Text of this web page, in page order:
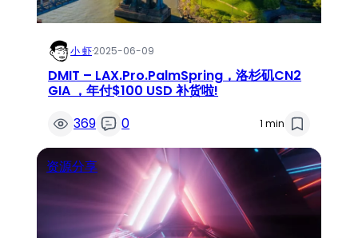
小 虾·2025-06-09
DMIT – LAX.Pro.PalmSpring，洛杉矶CN2
GIA ，年付$100 USD 补货啦!
369
0 1 min
资源分享